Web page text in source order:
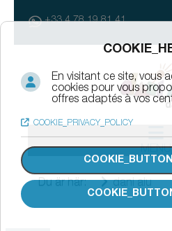
+33 4 78 19 81 41
MENU
Du är här: dani alu